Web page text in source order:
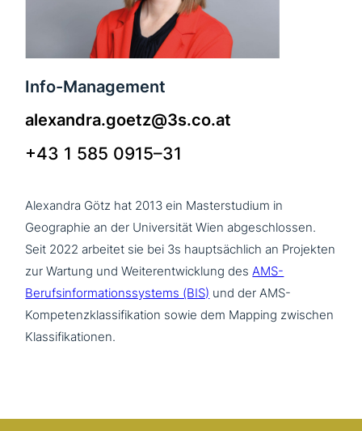
Info-Management
alexandra.goetz@3s.co.at
+43 1 585 0915–31
Alexandra Götz hat 2013 ein Masterstudium in
Geographie an der Universität Wien abge­schlos­sen.
Seit 2022 arbeitet sie bei 3s haupt­säch­lich an Projekten
zur Wartung und Weiterentwicklung desAMS-
Berufsinformationssystems (BIS) und der AMS-
Kompetenzklassifikation sowie dem Mapping zwischen
Klassifikationen.